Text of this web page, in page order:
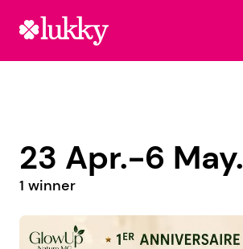
23 Apr.-6 May.
1 winner
Konigo.neufchateau